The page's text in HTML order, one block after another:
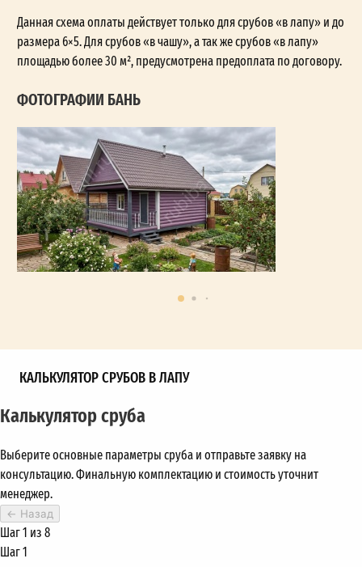
Данная схема оплаты действует только для срубов «в лапу» и до
размера 6×5. Для срубов «в чашу», а так же срубов «в лапу»
площадью более 30 м², предусмотрена предоплата по договору.
ФОТОГРАФИИ БАНЬ
КАЛЬКУЛЯТОР СРУБОВ В ЛАПУ
Калькулятор сруба
Выберите основные параметры сруба и отправьте заявку на
консультацию. Финальную комплектацию и стоимость уточнит
менеджер.
← Назад
Шаг 1 из 8
Шаг 1